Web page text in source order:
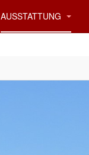
AUSSTATTUNG